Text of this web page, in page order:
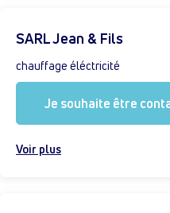
SARL Jean & Fils
chauffage éléctricité
Je souhaite être
Voir plus